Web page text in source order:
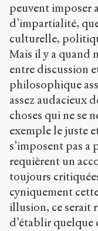
peuvent imposer
d’impartialité,
culturelle,
Mais il y a quand
entre discussion
philosophique
assez audacieux
choses qui ne se
exemple le juste
s’imposent pas a
requièrent un
toujours
cyniquement
illusion, ce serait
d’établir quelque